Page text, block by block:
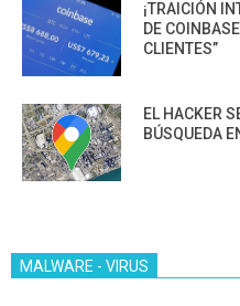
¡TRAICIÓN
DE
CLIENTES”
EL HACKER
BÚSQUEDA
MALWARE - VIRUS